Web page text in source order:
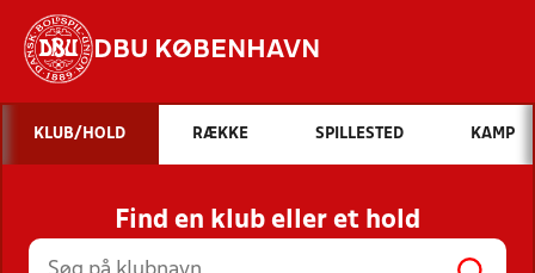
DBU KØBENHAVN
Hvad vil du søge efter?
INDHOLD OG NYHEDER
STILLINGER, RESULTATER, KLUBBER OG
HOLD
KLUB/HOLD RÆKKE SPILLESTED KAMP
Find en klub eller et hold